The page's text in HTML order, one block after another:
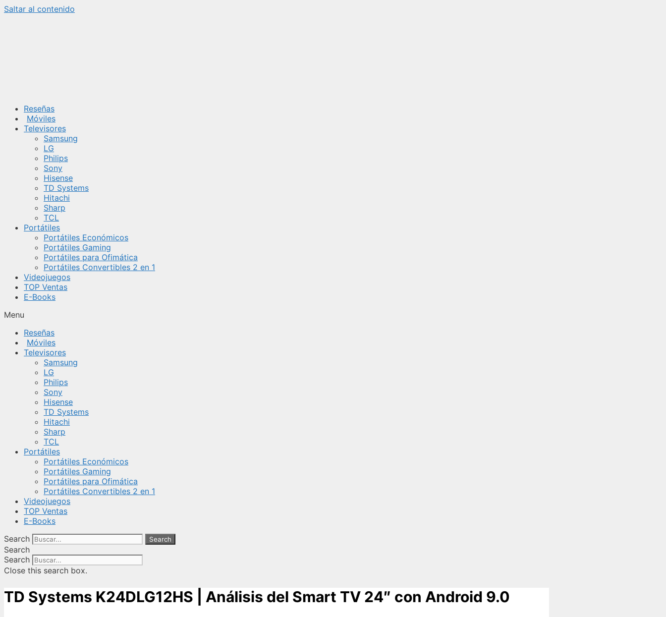
Saltar al contenido
Reseñas
Móviles
Televisores
Samsung
LG
Philips
Sony
Hisense
TD Systems
Hitachi
Sharp
TCL
Portátiles
Portátiles Económicos
Portátiles Gaming
Portátiles para Ofimática
Portátiles Convertibles 2 en 1
Videojuegos
TOP Ventas
E-Books
Menu
Reseñas
Móviles
Televisores
Samsung
LG
Philips
Sony
Hisense
TD Systems
Hitachi
Sharp
TCL
Portátiles
Portátiles Económicos
Portátiles Gaming
Portátiles para Ofimática
Portátiles Convertibles 2 en 1
Videojuegos
TOP Ventas
E-Books
Search
Search
Search
Search
Close this search box.
TD Systems K24DLG12HS | Análisis del Smart TV 24″ con Android 9.0